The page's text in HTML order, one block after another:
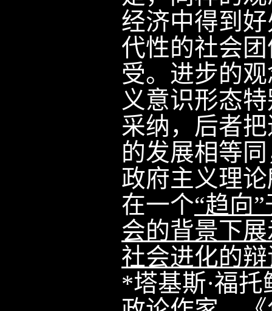
经济中得到
代性的社会
受。进步的
义意识形态
采纳，后者
的发展相等
政府主义理
在一个“趋向
会的背景下
社会进化的
*塔基斯·福